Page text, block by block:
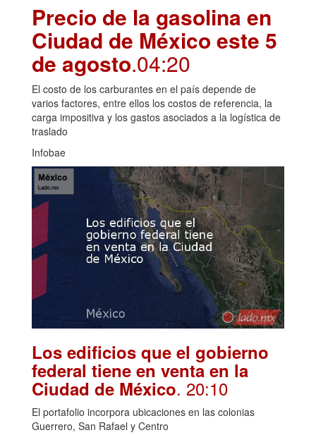
Precio de la gasolina en
Ciudad de México este 5
de agosto.04:20
El costo de los carburantes en el país depende de
varios factores, entre ellos los costos de referencia, la
carga impositiva y los gastos asociados a la logística de
traslado
Infobae
Los edificios que el gobierno
federal tiene en venta en la
Ciudad de México. 20:10
El portafolio incorpora ubicaciones en las colonias
Guerrero, San Rafael y Centro